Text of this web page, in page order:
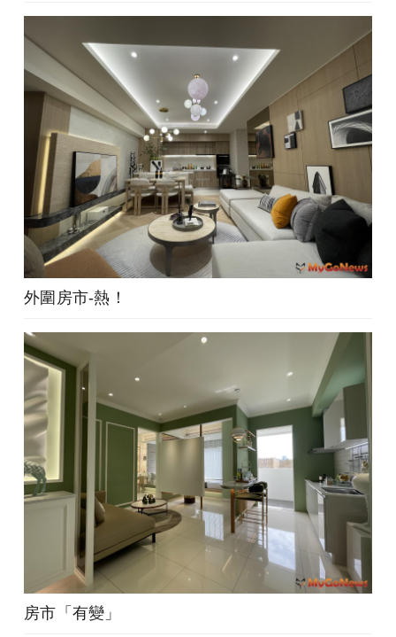
外圍房市-熱！
房市「有變」